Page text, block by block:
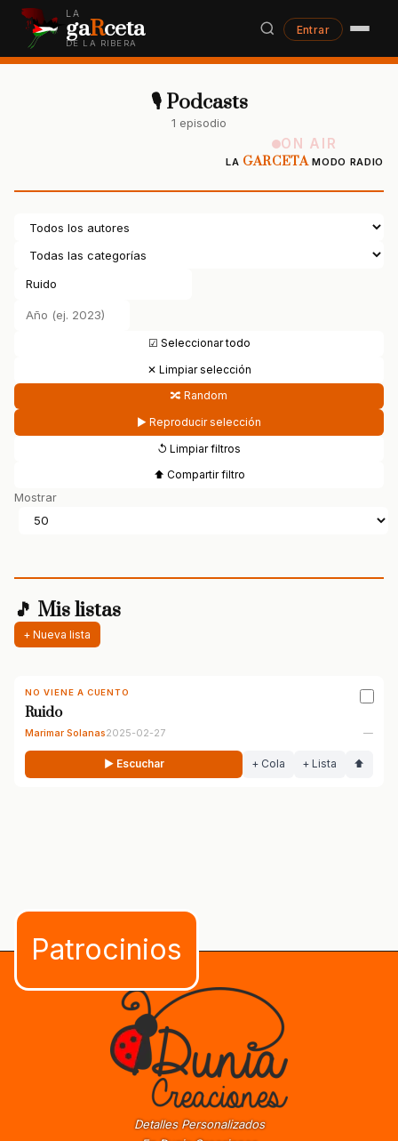
LA
gaRceta
DE LA RIBERA
Entrar
🎙 Podcasts
1 episodio
ON AIR
LA GARCETAMODO RADIO
☑ Seleccionar todo
✕ Limpiar selección
🔀 Random
▶ Reproducir selección
↺ Limpiar filtros
⬆ Compartir filtro
Mostrar
🎵 Mis listas
+ Nueva lista
NO VIENE A CUENTO
Ruido
Marimar Solanas2025-02-27 —
▶ Escuchar + Cola + Lista ⬆
Detalles Personalizados